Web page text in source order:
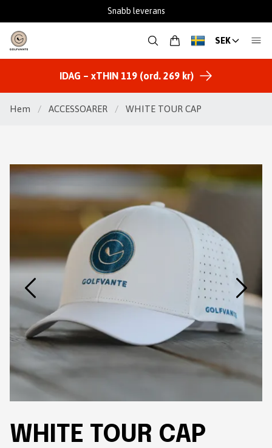
Fantastisk support
SEK
IDAG – xTHIN 119 (ord. 269 kr)
Hem / ACCESSOARER / WHITE TOUR CAP
WHITE TOUR CAP